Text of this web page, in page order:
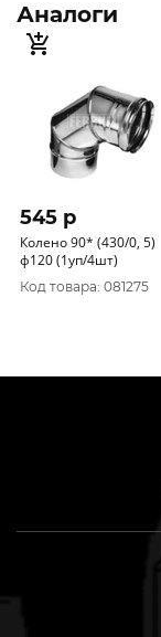
Аналоги
545 p
Колено 90* (430/0, 5)
ф120 (1уп/4шт)
Код товара: 081275